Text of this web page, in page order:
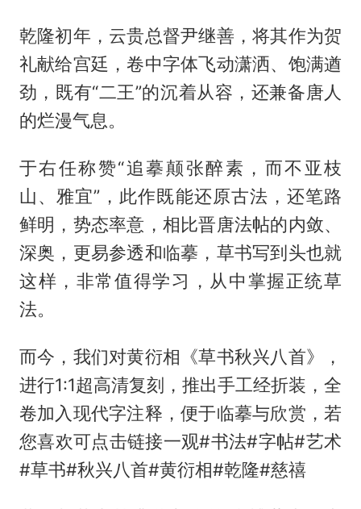
乾隆初年，云贵总督尹继善，将其作为贺
礼献给宫廷，卷中字体飞动潇洒、饱满遒
劲，既有“二王”的沉着从容，还兼备唐人
的烂漫气息。
于右任称赞“追摹颠张醉素，而不亚枝
山、雅宜”，此作既能还原古法，还笔路
鲜明，势态率意，相比晋唐法帖的内敛、
深奥，更易参透和临摹，草书写到头也就
这样，非常值得学习，从中掌握正统草
法。
而今，我们对黄衍相《草书秋兴八首》，
进行1:1超高清复刻，推出手工经折装，全
卷加入现代字注释，便于临摹与欣赏，若
您喜欢可点击链接一观#书法#字帖#艺术
#草书#秋兴八首#黄衍相#乾隆#慈禧